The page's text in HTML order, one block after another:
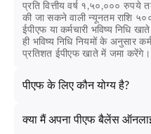
प्रति वित्तीय वर्ष १,५०,००० रुपये
की जा सकने वाली न्यूनतम राशि
ईपीएफ या कर्मचारी भविष्य निधि
ही भविष्य निधि नियमों के अनुसार
प्रतिशत ईपीएफ खाते में जमा करेंगे।
पीएफ के लिए कौन योग्य है?
क्या मैं अपना पीएफ बैलेंस